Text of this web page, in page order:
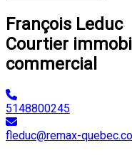
François Leduc
Courtier
commercial
5148800245
fleduc@remax-